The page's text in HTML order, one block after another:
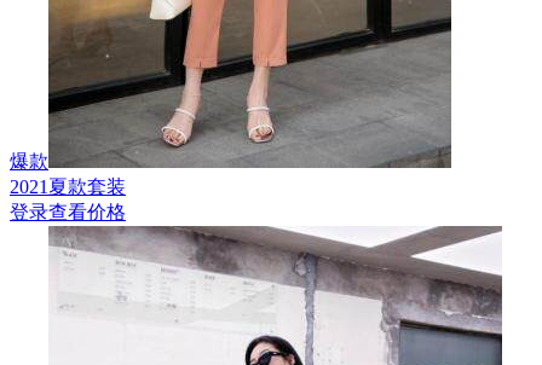
爆款
2021夏款套装
登录查看价格